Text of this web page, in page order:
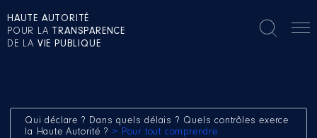
HAUTE AUTORITÉ
POUR LA TRANSPARENCE
DE LA VIE PUBLIQUE
Qui déclare ? Dans quels délais ? Quels contrôles exerce
la Haute Autorité ? > Pour tout comprendre